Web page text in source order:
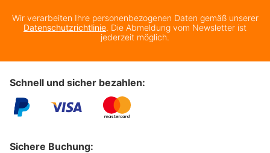
Wir verarbeiten Ihre personenbezogenen Daten gemäß unserer
Datenschutzrichtlinie. Die Abmeldung vom Newsletter ist
jederzeit möglich.
Schnell und sicher bezahlen:
Sichere Buchung: